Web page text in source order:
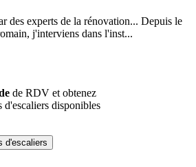
des experts de la rénovation... Depuis le
j'interviens dans l'inst...
de RDV et obtenez
d'escaliers disponibles
d'escaliers